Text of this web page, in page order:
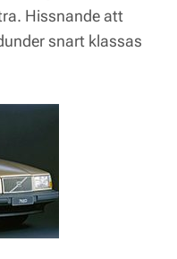
Hissnande att
snart klassas